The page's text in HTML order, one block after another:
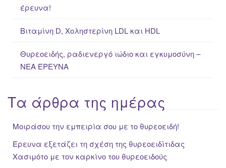
έρευνα!
Βιταμίνη D, Χοληστερίνη LDL και HDL
Θυρεοειδής, ραδιενεργό ιώδιο και εγκυμοσύνη –
ΝΕΑ ΈΡΕΥΝΑ
Τα άρθρα της ημέρας
Μοιράσου την εμπειρία σου με το θυρεοειδή!
Έρευνα εξετάζει τη σχέση της θυρεοειδίτιδας
Χασιμότο με τον καρκίνο του θυρεοειδούς